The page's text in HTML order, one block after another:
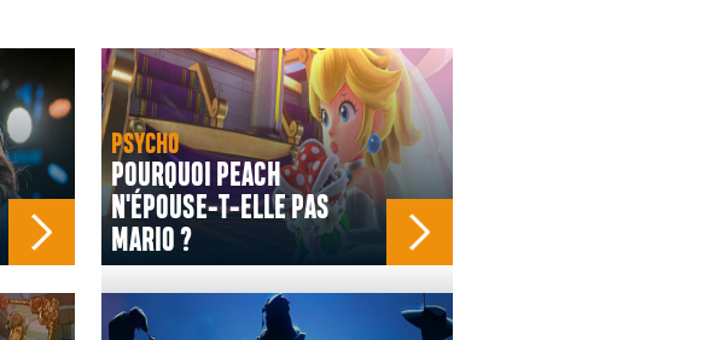
PSYCHO
POURQUOI PEACH
N'ÉPOUSE-T-ELLE PAS
MARIO ?